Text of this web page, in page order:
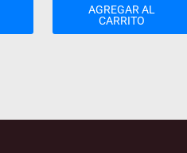
AGREGAR AL
CARRITO